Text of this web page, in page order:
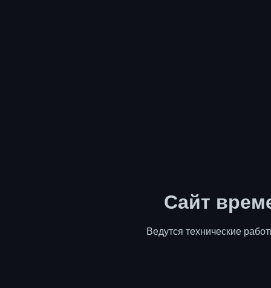
Сайт
Ведутся технические